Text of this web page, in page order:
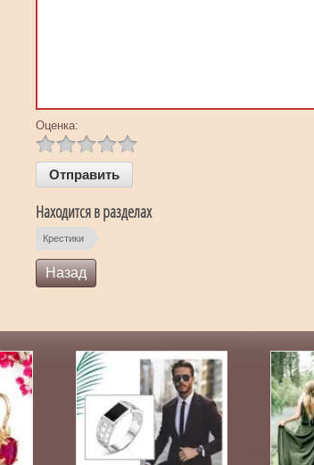
Оценка:
Находится в разделах
Крестики
Назад